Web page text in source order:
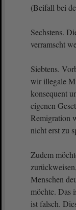
(Beifall bei
Sechstens.
verramscht
Siebtens.
wir illegale
konsequent
eigenen
Remigration
nicht erst zu
Zudem
Menschen
möchte. Das
ist falsch.